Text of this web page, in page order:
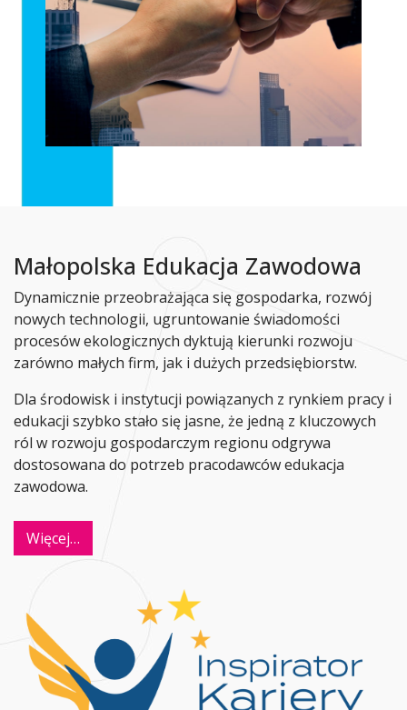
Małopolska Edukacja Zawodowa
Dynamicznie przeobrażająca się gospodarka, rozwój
nowych technologii, ugruntowanie świadomości
procesów ekologicznych dyktują kierunki rozwoju
zarówno małych firm, jak i dużych przedsiębiorstw.
Dla środowisk i instytucji powiązanych z rynkiem pracy i
edukacji szybko stało się jasne, że jedną z kluczowych
ról w rozwoju gospodarczym regionu odgrywa
dostosowana do potrzeb pracodawców edukacja
zawodowa.
Więcej…